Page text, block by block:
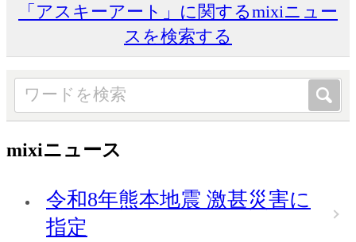
「アスキーアート」に関するmixiニュー
スを検索する
mixiニュース
令和8年熊本地震 激甚災害に
指定